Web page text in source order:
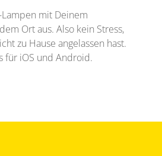
mit Deinem
Ort aus. Also kein Stress,
zu Hause angelassen hast.
für iOS und Android.